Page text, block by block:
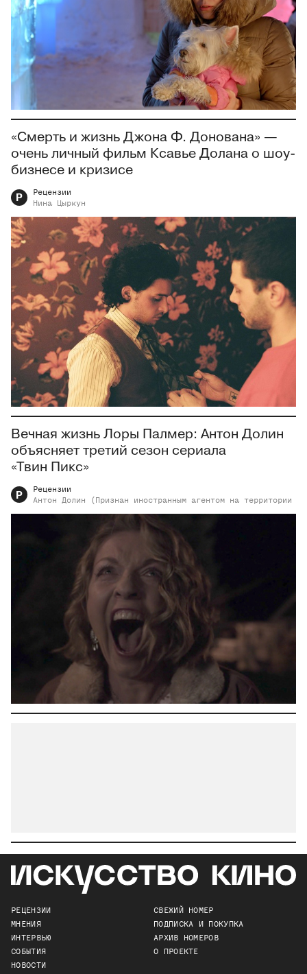
«Смерть и жизнь Джона Ф. Донована» —
очень личный фильм Ксавье Долана о шоу-
бизнесе и кризисе
Р
Рецензии
Нина
Цыркун
Вечная жизнь Лоры Палмер: Антон Долин
объясняет третий сезон сериала
«Твин Пикс»
Р
Рецензии
Антон
Долин (Признан иностранным агентом на территории
РЕЦЕНЗИИ
МНЕНИЯ
ИНТЕРВЬЮ
СОБЫТИЯ
НОВОСТИ
СВЕЖИЙ НОМЕР
ПОДПИСКА И ПОКУПКА
АРХИВ НОМЕРОВ
О ПРОЕКТЕ